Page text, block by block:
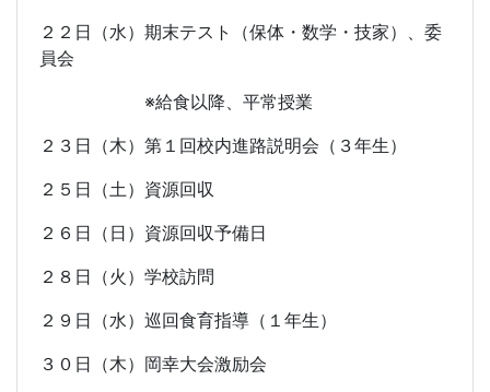
２２日（水）期末テスト（保体・数学・技家）、委
員会
※給食以降、平常授業
２３日（木）第１回校内進路説明会（３年生）
２５日（土）資源回収
２６日（日）資源回収予備日
２８日（火）学校訪問
２９日（水）巡回食育指導（１年生）
３０日（木）岡幸大会激励会